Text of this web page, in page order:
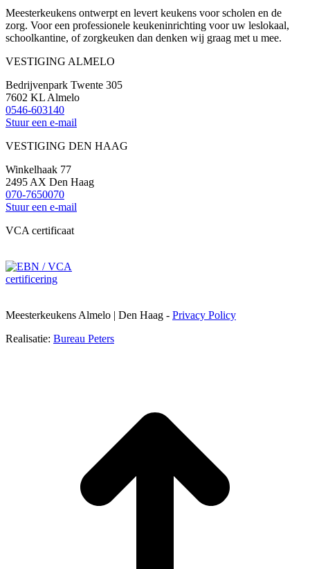
Meesterkeukens ontwerpt en levert keukens voor scholen en de
zorg. Voor een professionele keukeninrichting voor uw leslokaal,
schoolkantine, of zorgkeuken dan denken wij graag met u mee.
VESTIGING ALMELO
Bedrijvenpark Twente 305
7602 KL Almelo
0546-603140
Stuur een e-mail
VESTIGING DEN HAAG
Winkelhaak 77
2495 AX Den Haag
070-7650070
Stuur een e-mail
VCA certificaat
Meesterkeukens Almelo | Den Haag - Privacy Policy
Realisatie: Bureau Peters